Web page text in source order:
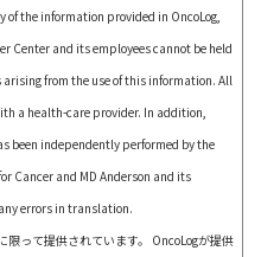
of the information provided in OncoLog,
Center and its employees cannot be held
from the use of this information. All
a health-care provider. In addition,
been independently performed by the
Cancer and MD Anderson and its
errors in translation.
って提供されています。 OncoLogが提供